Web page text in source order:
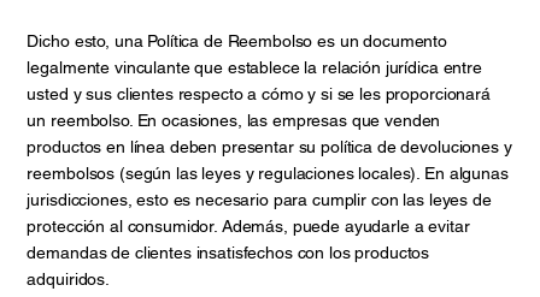
Dicho esto, una Política de Reembolso es un documento
legalmente vinculante que establece la relación jurídica entre
usted y sus clientes respecto a cómo y si se les proporcionará
un reembolso. En ocasiones, las empresas que venden
productos en línea deben presentar su política de devoluciones y
reembolsos (según las leyes y regulaciones locales). En algunas
jurisdicciones, esto es necesario para cumplir con las leyes de
protección al consumidor. Además, puede ayudarle a evitar
demandas de clientes insatisfechos con los productos
adquiridos.